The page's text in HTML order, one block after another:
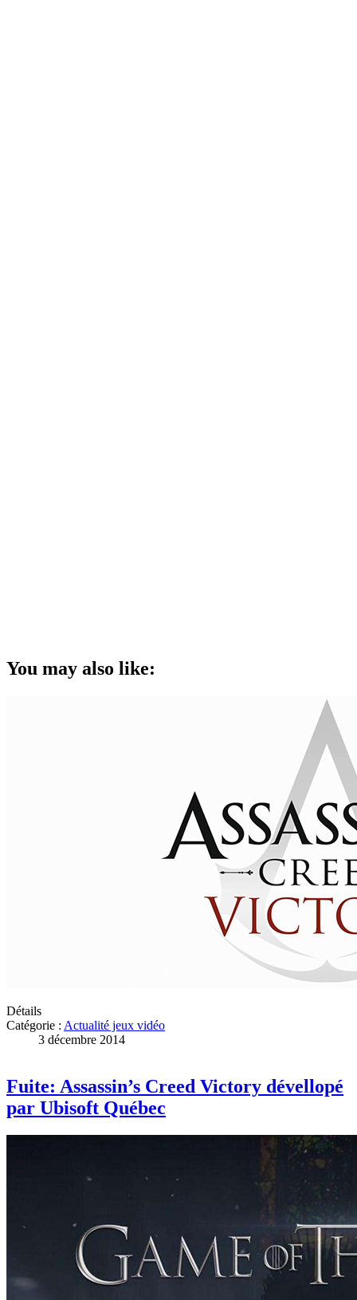
You may also like:
Détails
Catégorie : Actualité jeux vidéo
3 décembre 2014
Fuite: Assassin’s Creed Victory dévellopé
par Ubisoft Québec